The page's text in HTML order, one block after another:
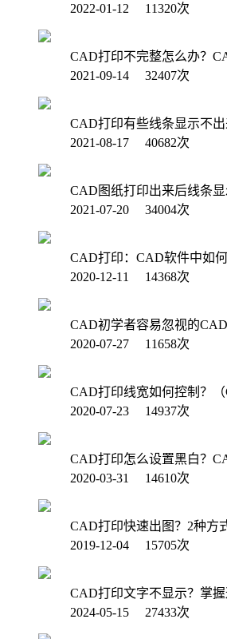
2022-01-12 11320次
CAD打印不完整怎么办？
2021-09-14 32407次
CAD打印有些线条显示不出
2021-08-17 40682次
CAD图纸打印出来后线条显
2021-07-20 34004次
CAD打印：CAD软件中如
2020-12-11 14368次
CAD初学者容易忽视的
2020-07-27 11658次
CAD打印线宽如何控制？（
2020-07-23 14937次
CAD打印怎么设置黑白？
2020-03-31 14610次
CAD打印快速出图？2种方
2019-12-04 15705次
CAD打印文字不显示？掌握
2024-05-15 27433次